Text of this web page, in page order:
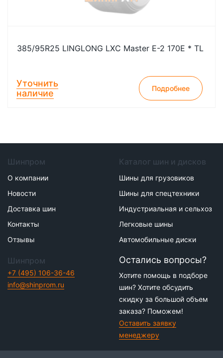
385/95R25 LINGLONG LXC Master E-2 170E * TL
Уточнить
наличие
Подробнее
Шинпром
О компании
Новости
Доставка шин
Контакты
Отзывы
Каталог шин и дисков
Шины для грузовиков
Шины для спецтехники
Индустриальная и сельхоз
Легковые шины
Автомобильные диски
Шинпром
+7 (495) 106-36-46
info@shinprom.ru
Остались вопросы?
Хотите помощь в подборе
шин? Хотите обсудить
скидку за большой объем
заказа? Поможем!
Оставить заявку
менеджеру